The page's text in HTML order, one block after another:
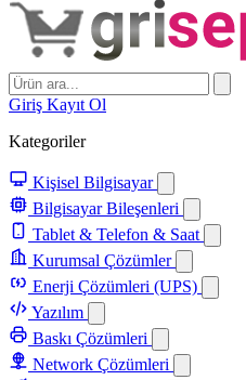
Giriş Kayıt Ol
Kategoriler
Kişisel Bilgisayar
Bilgisayar Bileşenleri
Tablet & Telefon & Saat
Kurumsal Çözümler
Enerji Çözümleri (UPS)
Yazılım
Baskı Çözümleri
Network Çözümleri